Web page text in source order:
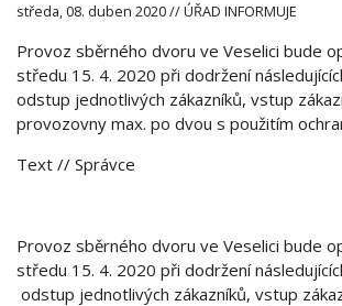
středa, 08. duben 2020 // ÚŘAD INFORMUJE
Provoz sběrného dvoru ve Veselici bude
středu 15. 4. 2020 při dodržení
odstup jednotlivých zákazníků, vstup
provozovny max. po dvou s použitím
Text // Správce
Provoz sběrného dvoru ve Veselici bude
středu 15. 4. 2020 při dodržení
odstup jednotlivých zákazníků, vstup